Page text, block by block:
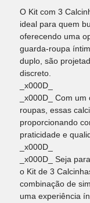
O Kit com 3
ideal para quem
oferecendo uma
guarda-roupa
duplo, são
discreto.
_x000D_
_x000D_ Com
roupas, essas
proporcionando
praticidade e
_x000D_
_x000D_ Seja
o Kit de 3
combinação de
uma experiência